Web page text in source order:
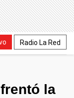
Radio La Red
la